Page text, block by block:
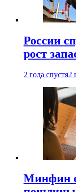
России
рост
2 года спустя2
Минфин